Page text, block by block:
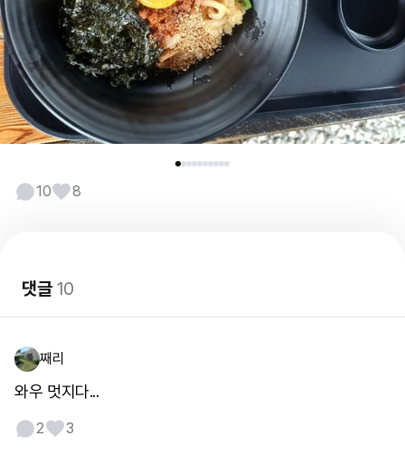
10 8
댓글10
째리
와우 멋지다...
2 3